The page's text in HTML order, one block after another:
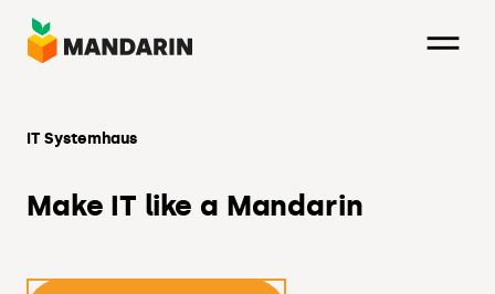
Direkt
zum
IT Systemhaus
Make IT like a Mandarin